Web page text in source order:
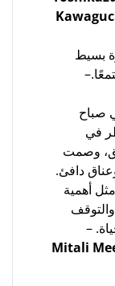
بسيط
صباح
في
وصمت
دافئ.
أهمية
–
Mitali